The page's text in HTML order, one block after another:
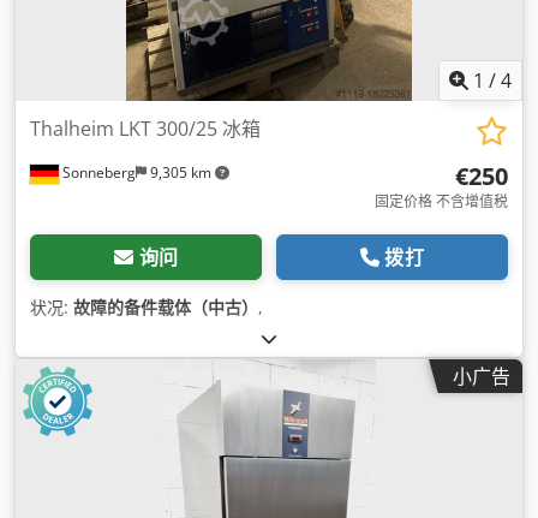
1 /4
Sonneberg 9,305 km
Thalheim LKT 300/25 冰箱
€250
固定价格 不含增值税
询问 拨打
状况: 故障的备件载体（中古） ,
小广告